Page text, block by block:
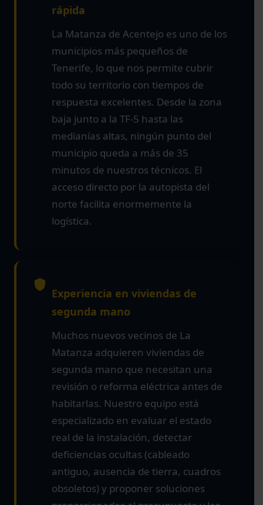
rápida
La Matanza de Acentejo es uno de los
municipios más pequeños de
Tenerife, lo que nos permite cubrir
todo su territorio con tiempos de
respuesta excelentes. Desde la zona
baja junto a la TF-5 hasta las
medianías altas, ningún punto del
municipio queda a más de 35
minutos de nuestros técnicos. El
acceso directo por la autopista del
norte facilita enormemente la
logística.
Experiencia en viviendas de
segunda mano
Muchos nuevos vecinos de La
Matanza adquieren viviendas de
segunda mano que necesitan una
revisión o reforma eléctrica antes de
habitarlas. Nuestro equipo está
especializado en evaluar el estado
real de la instalación, detectar
deficiencias ocultas (cableado
antiguo, ausencia de tierra, cuadros
obsoletos) y proponer soluciones